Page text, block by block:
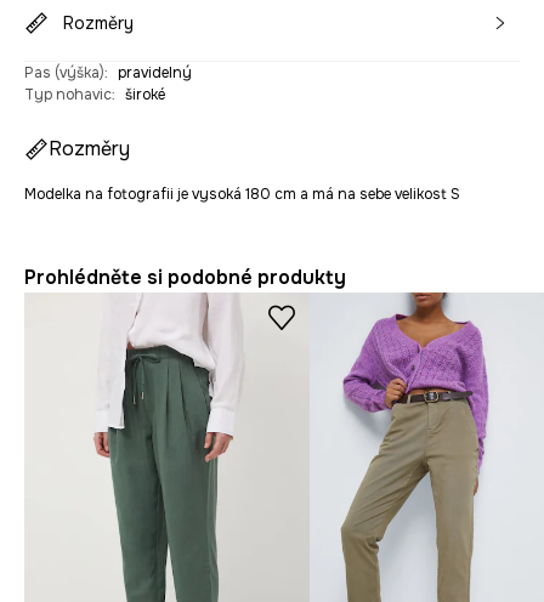
Rozměry
Pas (výška): pravidelný
Typ nohavic: široké
Rozměry
Modelka na fotografii je vysoká 180 cm a má na sebe velikost S
Prohlédněte si podobné produkty